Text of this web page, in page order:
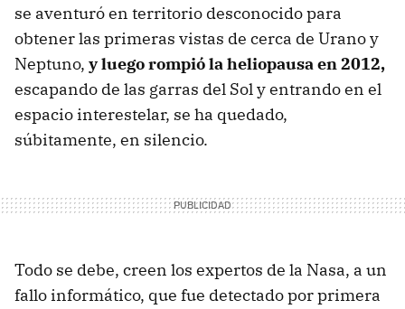
se aventuró en territorio desconocido para
obtener las primeras vistas de cerca de Urano y
Neptuno, y luego rompió la heliopausa en 2012,
escapando de las garras del Sol y entrando en el
espacio interestelar, se ha quedado,
súbitamente, en silencio.
Todo se debe, creen los expertos de la Nasa, a un
fallo informático, que fue detectado por primera